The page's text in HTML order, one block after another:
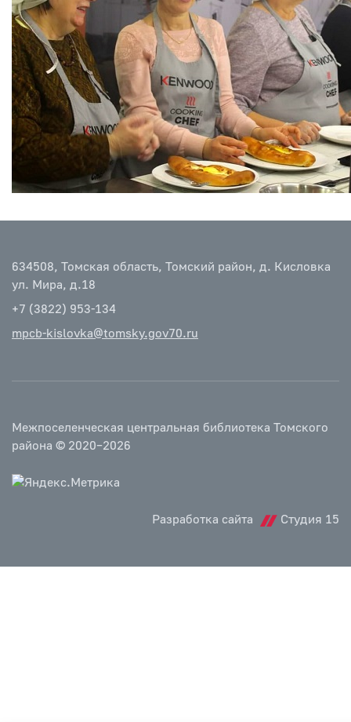
634508, Томская область, Томский район, д. Кисловка
ул. Мира, д.18
+7 (3822) 953-134
mpcb-kislovka@tomsky.gov70.ru
Межпоселенческая центральная библиотека Томского
района © 2020–2026
Разработка сайта Студия 15